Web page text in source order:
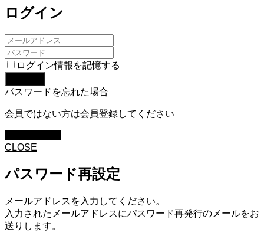
ログイン
ログイン情報を記憶する
パスワードを忘れた場合
会員ではない方は会員登録してください
CLOSE
パスワード再設定
メールアドレスを入力してください。
入力されたメールアドレスにパスワード再発行のメールをお
送りします。